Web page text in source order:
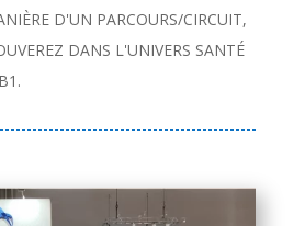
D'UN PARCOURS/CIRCUIT,
DANS L'UNIVERS SANTÉ